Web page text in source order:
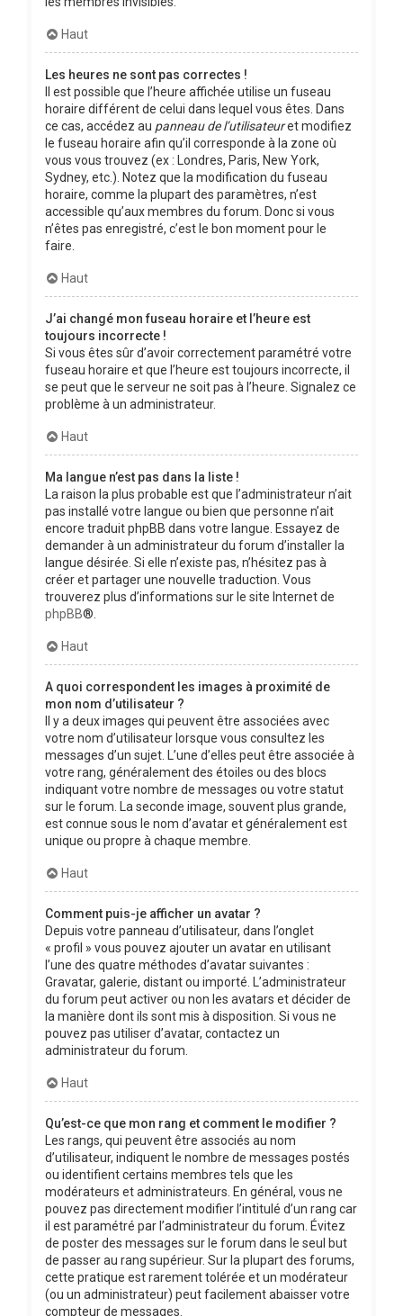
Haut
Les heures ne sont pas correctes !
Il est possible que l’heure affichée utilise un fuseau
horaire différent de celui dans lequel vous êtes. Dans
ce cas, accédez au panneau de l’utilisateuret modifiez
le fuseau horaire afin qu’il corresponde à la zone où
vous vous trouvez (ex : Londres, Paris, New York,
Sydney, etc.). Notez que la modification du fuseau
horaire, comme la plupart des paramètres, n’est
accessible qu’aux membres du forum. Donc si vous
n’êtes pas enregistré, c’est le bon moment pour le
faire.
Haut
J’ai changé mon fuseau horaire et l’heure est
toujours incorrecte !
Si vous êtes sûr d’avoir correctement paramétré votre
fuseau horaire et que l’heure est toujours incorrecte, il
se peut que le serveur ne soit pas à l’heure. Signalez ce
problème à un administrateur.
Haut
Ma langue n’est pas dans la liste !
La raison la plus probable est que l’administrateur n’ait
pas installé votre langue ou bien que personne n’ait
encore traduit phpBB dans votre langue. Essayez de
demander à un administrateur du forum d’installer la
langue désirée. Si elle n’existe pas, n’hésitez pas à
créer et partager une nouvelle traduction. Vous
trouverez plus d’informations sur le site Internet de
phpBB®.
Haut
A quoi correspondent les images à proximité de
mon nom d’utilisateur ?
Il y a deux images qui peuvent être associées avec
votre nom d’utilisateur lorsque vous consultez les
messages d’un sujet. L’une d’elles peut être associée à
votre rang, généralement des étoiles ou des blocs
indiquant votre nombre de messages ou votre statut
sur le forum. La seconde image, souvent plus grande,
est connue sous le nom d’avatar et généralement est
unique ou propre à chaque membre.
Haut
Comment puis-je afficher un avatar ?
Depuis votre panneau d’utilisateur, dans l’onglet
« profil » vous pouvez ajouter un avatar en utilisant
l’une des quatre méthodes d’avatar suivantes :
Gravatar, galerie, distant ou importé. L’administrateur
du forum peut activer ou non les avatars et décider de
la manière dont ils sont mis à disposition. Si vous ne
pouvez pas utiliser d’avatar, contactez un
administrateur du forum.
Haut
Qu’est-ce que mon rang et comment le modifier ?
Les rangs, qui peuvent être associés au nom
d’utilisateur, indiquent le nombre de messages postés
ou identifient certains membres tels que les
modérateurs et administrateurs. En général, vous ne
pouvez pas directement modifier l’intitulé d’un rang car
il est paramétré par l’administrateur du forum. Évitez
de poster des messages sur le forum dans le seul but
de passer au rang supérieur. Sur la plupart des forums,
cette pratique est rarement tolérée et un modérateur
(ou un administrateur) peut facilement abaisser votre
compteur de messages.